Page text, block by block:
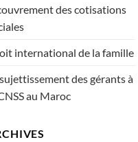
des cotisations
international de la famille
des gérants à
au Maroc